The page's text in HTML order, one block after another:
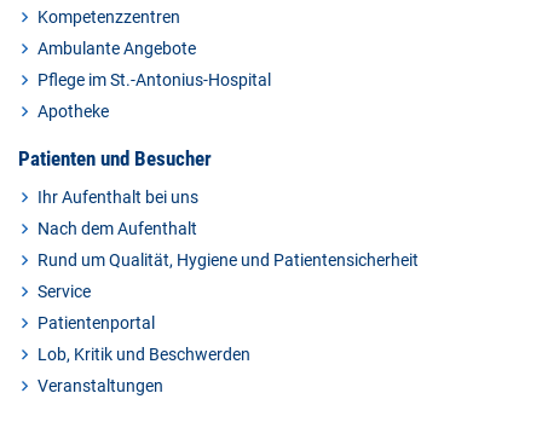
Kompetenzzentren
Ambulante Angebote
Pflege im St.-Antonius-Hospital
Apotheke
Patienten und Besucher
Ihr Aufenthalt bei uns
Nach dem Aufenthalt
Rund um Qualität, Hygiene und Patientensicherheit
Service
Patientenportal
Lob, Kritik und Beschwerden
Veranstaltungen